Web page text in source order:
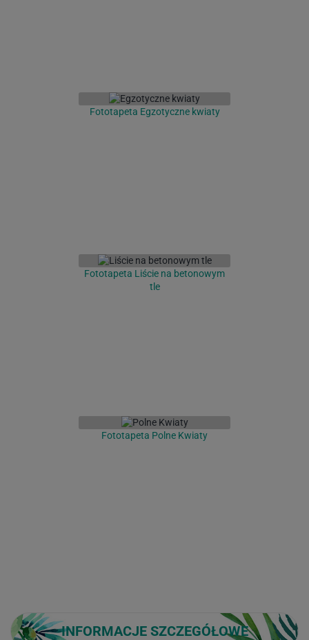
Fototapeta Egzotyczne kwiaty
Fototapeta Liście na betonowym
tle
Fototapeta Polne Kwiaty
INFORMACJE SZCZEGÓŁOWE